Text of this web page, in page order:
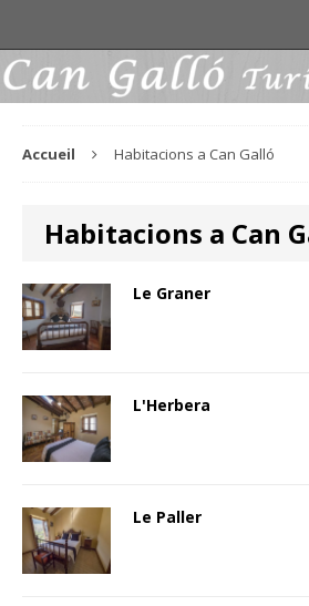
Accueil Habitacions a Can Galló
Habitacions a Can
Le Graner
L'Herbera
Le Paller